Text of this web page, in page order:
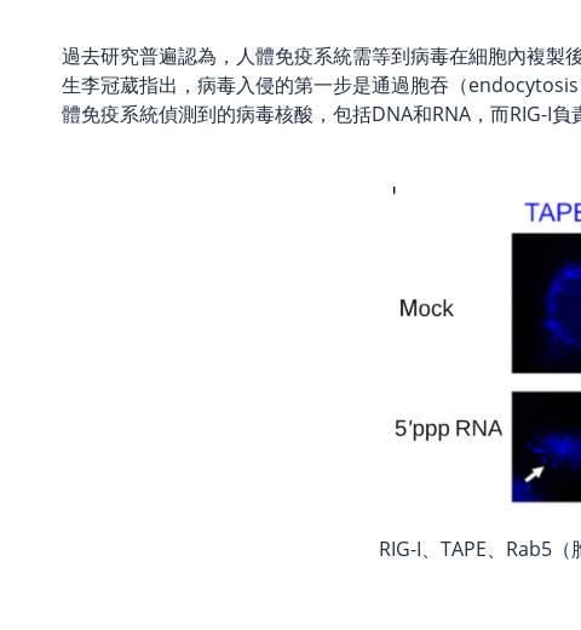
過去研究普遍認為，人體免疫系統需等到病毒在細胞內複
生李冠葳指出，病毒入侵的第一步是通過胞吞（
體免疫系統偵測到的病毒核酸，包括DNA和RNA，而RIG-I
RIG-I、TAPE、Rab5